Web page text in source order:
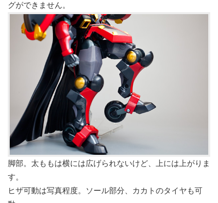
グができません。
脚部。太ももは横には広げられないけど、上には上がりま
す。
ヒザ可動は写真程度。ソール部分、カカトのタイヤも可